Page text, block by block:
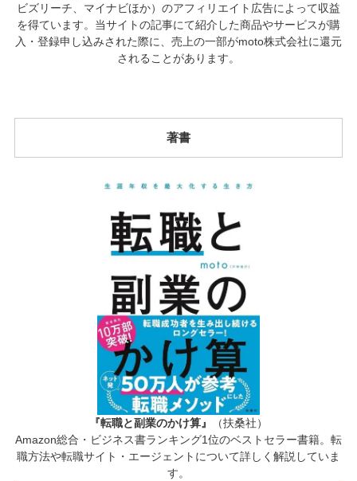
ビズリーチ、マイナビほか）のアフィリエイト広告によって収益
を得ています。当サイトの記事にて紹介した商品やサービスが購
入・登録申し込みされた際に、売上の一部がmoto株式会社に還元
されることがあります。
著書
『転職と副業のかけ算』
（扶桑社）
Amazon総合・ビジネス書ランキング1位のベストセラー書籍。転
職方法や転職サイト・エージェントについて詳しく解説していま
す。